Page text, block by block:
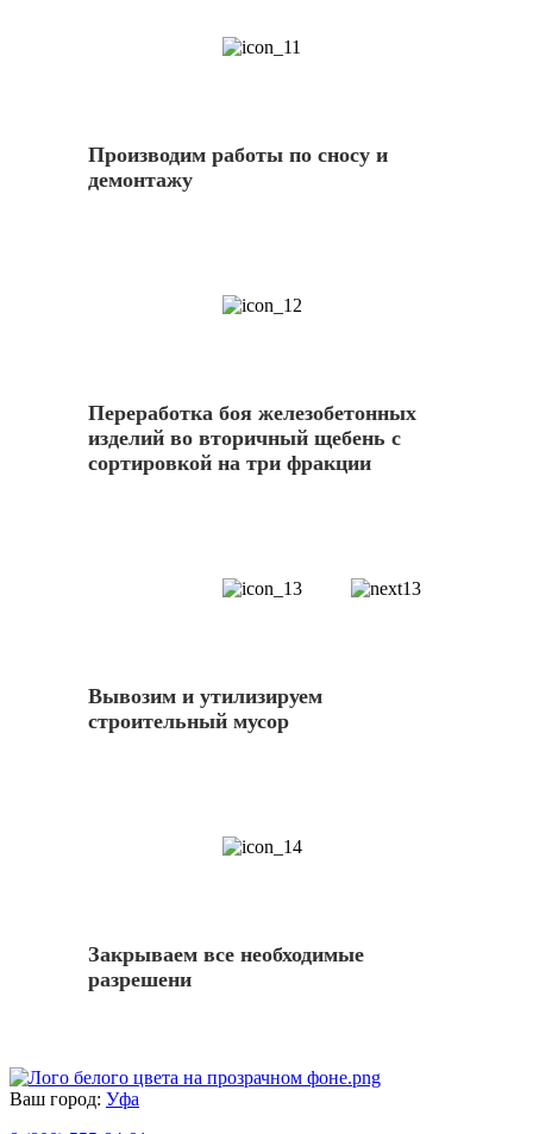
Производим работы по сносу и
демонтажу
Переработка боя железобетонных
изделий во вторичный щебень с
сортировкой на три фракции
Вывозим и утилизируем
строительный мусор
Закрываем все необходимые
разрешени
Ваш город: Уфа